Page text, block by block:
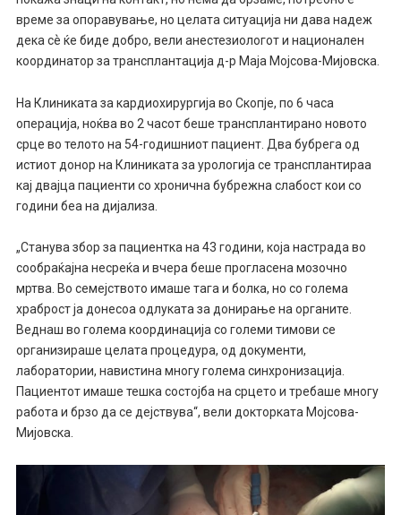
време за опоравување, но целата ситуација ни дава надеж
дека сѐ ќе биде добро, вели анестезиологот и национален
координатор за трансплантација д-р Маја Мојсова-Мијовска.
На Клиниката за кардиохирургија во Скопје, по 6 часа
операција, ноќва во 2 часот беше трансплантирано новото
срце во телото на 54-годишниот пациент. Два бубрега од
истиот донор на Клиниката за урологија се трансплантираа
кај двајца пациенти со хронична бубрежна слабост кои со
години беа на дијализа.
„Станува збор за пациентка на 43 години, која настрада во
сообраќајна несреќа и вчера беше прогласена мозочно
мртва. Во семејството имаше тага и болка, но со голема
храброст ја донесоа одлуката за донирање на органите.
Веднаш во голема координација со големи тимови се
организираше целата процедура, од документи,
лаборатории, навистина многу голема синхронизација.
Пациентот имаше тешка состојба на срцето и требаше многу
работа и брзо да се дејствува“, вели докторката Мојсова-
Мијовска.